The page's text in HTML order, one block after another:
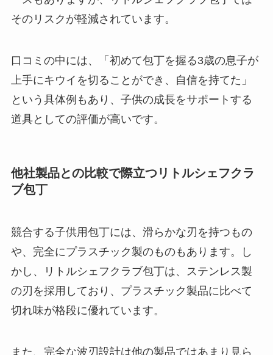
そのリスクが軽減されています。
口コミの中には、「初めて包丁を握る3歳の息子が
上手にキウイを切ることができ、自信を持てた」
という具体例もあり、子供の成長をサポートする
道具としての評価が高いです。
他社製品との比較で際立つリトルシェフクラ
ブ包丁
競合する子供用包丁には、滑らかな刃を持つもの
や、完全にプラスチック製のものもあります。し
かし、リトルシェフクラブ包丁は、ステンレス製
の刃を採用しており、プラスチック製品に比べて
切れ味が格段に優れています。
また、完全な波刃設計は他の製品ではあまり見ら